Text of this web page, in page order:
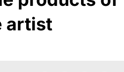
artist